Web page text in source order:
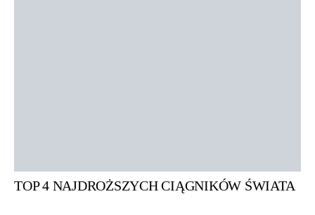
TOP 4 NAJDROŻSZYCH CIĄGNIKÓW ŚWIATA